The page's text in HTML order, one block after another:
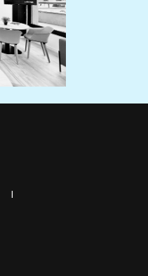
|